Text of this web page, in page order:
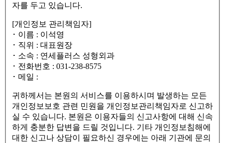
자를 두고 있습니다.
[개인정보 관리책임자]
･ 이름 : 이석영
･ 직위 : 대표원장
･ 소속 : 연세플러스 성형외과
･ 전화번호 : 031-238-8575
･ 메일 :
귀하께서는 본원의 서비스를 이용하시며 발생하는 모든
개인정보보호 관련 민원을 개인정보관리책임자로 신고하
실 수 있습니다. 본원은 이용자들의 신고사항에 대해 신속
하게 충분한 답변을 드릴 것입니다. 기타 개인정보침해에
대한 신고나 상담이 필요하신 경우에는 아래 기관에 문의